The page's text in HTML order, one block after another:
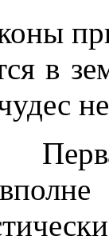
в